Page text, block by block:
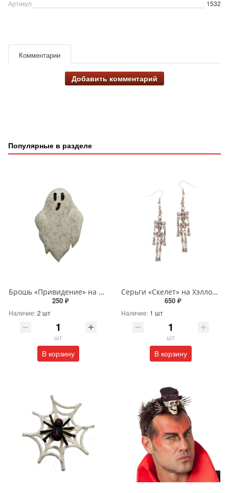
Артикул
1532
Комментарии
Добавить комментарий
Популярные в разделе
Брошь «Привидение» на Хэллоуин
250 ₽
Наличие:2 шт
шт
В корзину
Серьги «Скелет» на Хэллоуин
650 ₽
Наличие: 1 шт
шт
В корзину